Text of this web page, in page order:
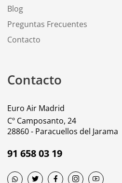
Blog
Preguntas Frecuentes
Contacto
Contacto
Euro Air Madrid
Cº Camposanto, 24
28860 - Paracuellos del Jarama
91 658 03 19